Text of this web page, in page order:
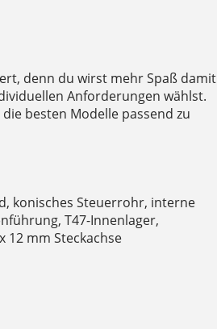
denn du wirst mehr Spaß damit
Anforderungen wählst.
besten Modelle passend zu
konisches Steuerrohr, interne
T47-Innenlager,
12 mm Steckachse